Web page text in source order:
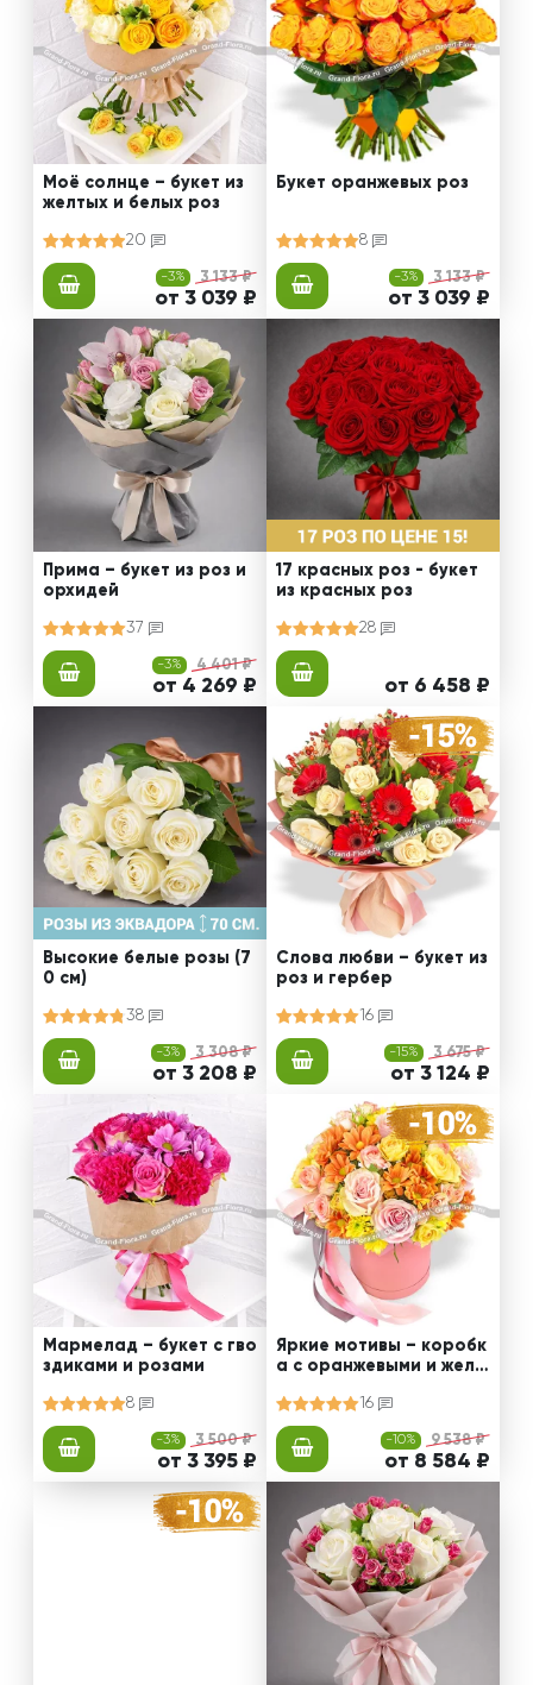
Моё солнце – букет из
желтых и белых роз
20
-3% 3 133 ₽
от 3 039 ₽
Букет оранжевых роз
8
-3% 3 133 ₽
от 3 039 ₽
Прима – букет из роз и
орхидей
37
-3% 4 401 ₽
от 4 269 ₽
17 красных роз - букет
из красных роз
28
от 6 458 ₽
Высокие белые розы (7
0 см)
38
-3% 3 308 ₽
от 3 208 ₽
Слова любви – букет из
роз и гербер
16
-15% 3 675 ₽
от 3 124 ₽
Мармелад – букет с гво
здиками и розами
8
-3% 3 500 ₽
от 3 395 ₽
Яркие мотивы – коробк
а с оранжевыми и желт
16
-10% 9 538 ₽
от 8 584 ₽